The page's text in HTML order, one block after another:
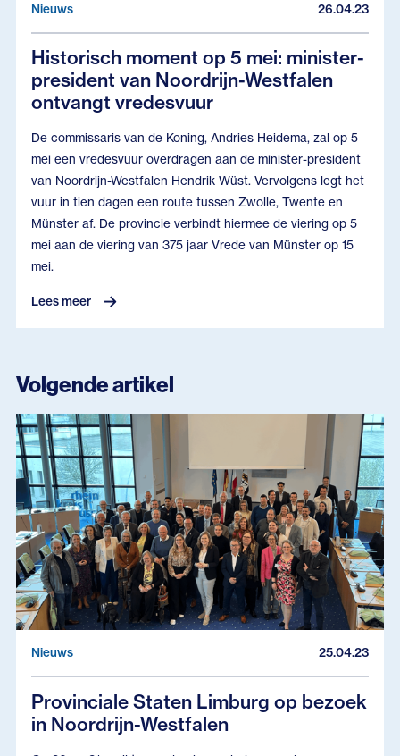
Nieuws 26.04.23
Historisch moment op 5 mei: minister-
president van Noordrijn-Westfalen
ontvangt vredesvuur
De commissaris van de Koning, Andries Heidema, zal op 5
mei een vredesvuur overdragen aan de minister-president
van Noordrijn-Westfalen Hendrik Wüst. Vervolgens legt het
vuur in tien dagen een route tussen Zwolle, Twente en
Münster af. De provincie verbindt hiermee de viering op 5
mei aan de viering van 375 jaar Vrede van Münster op 15
mei.
Lees meer
Volgende artikel
Nieuws 25.04.23
Provinciale Staten Limburg op bezoek
in Noordrijn-Westfalen